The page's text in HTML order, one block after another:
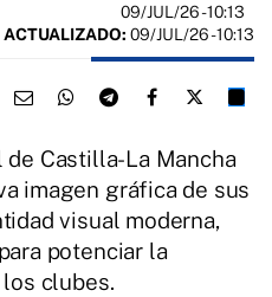
09/JUL/26- 10:13
ACTUALIZADO: 09/JUL/26 - 10:13
de Castilla-La Mancha
imagen gráfica de sus
visual moderna,
potenciar la
clubes.